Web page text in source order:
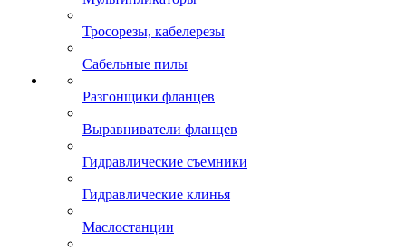
Тросорезы, кабелерезы
Сабельные пилы
Разгонщики фланцев
Выравниватели фланцев
Гидравлические съемники
Гидравлические клинья
Маслостанции